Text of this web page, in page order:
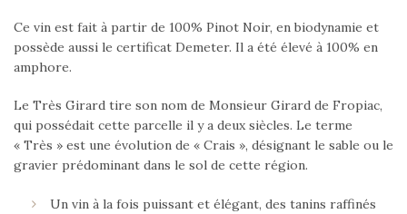
Ce vin est fait à partir de 100% Pinot Noir, en biodynamie et
possède aussi le certificat Demeter. Il a été élevé à 100% en
amphore.
Le Très Girard tire son nom de Monsieur Girard de Fropiac,
qui possédait cette parcelle il y a deux siècles. Le terme
« Très » est une évolution de « Crais », désignant le sable ou le
gravier prédominant dans le sol de cette région.
Un vin à la fois puissant et élégant, des tanins raffinés